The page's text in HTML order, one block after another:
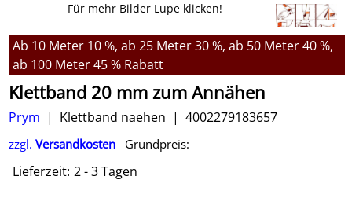
Für mehr Bilder Lupe klicken!
Ab 10 Meter 10 %, ab 25 Meter 30 %, ab 50 Meter 40 %,
ab 100 Meter 45 % Rabatt
Klettband 20 mm zum Annähen
Prym Klettband naehen 4002279183657
zzgl. Versandkosten Grundpreis:
Lieferzeit: 2 - 3 Tagen